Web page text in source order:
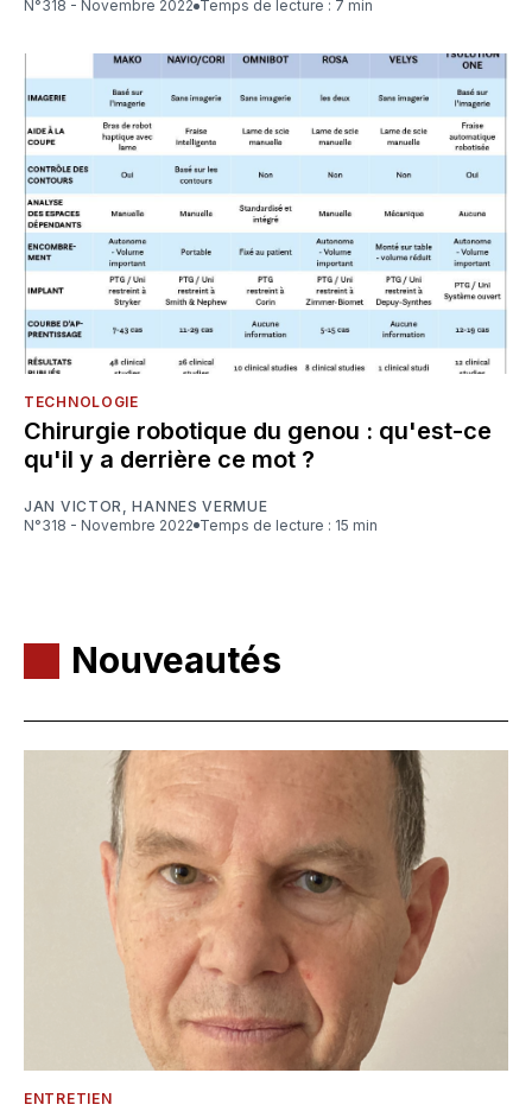
N°318 - Novembre 2022 Temps de lecture : 7 min
TECHNOLOGIE
Chirurgie robotique du genou : qu'est-ce
qu'il y a derrière ce mot ?
JAN VICTOR ,HANNES VERMUE
N°318 - Novembre 2022
Temps de lecture : 15 min
Nouveautés
ENTRETIEN